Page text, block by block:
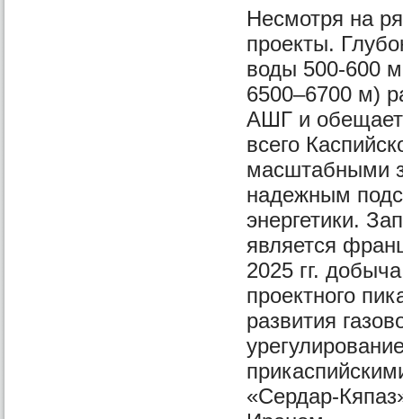
Несмотря на
проекты.
воды 500-600
6500–6700 м)
АШГ и обещает
всего
масштабными
надежным
энергетики.
является
2025 гг.
проектного
развития
«Сердар-